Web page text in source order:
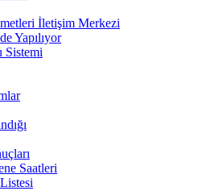
İletişim Merkezi
Yapılıyor
Sistemi
Saatleri